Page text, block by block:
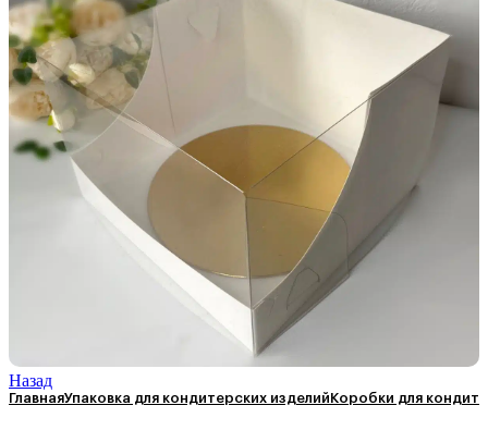
Назад
ГлавнаяУпаковка для кондитерских изделийКоробки для